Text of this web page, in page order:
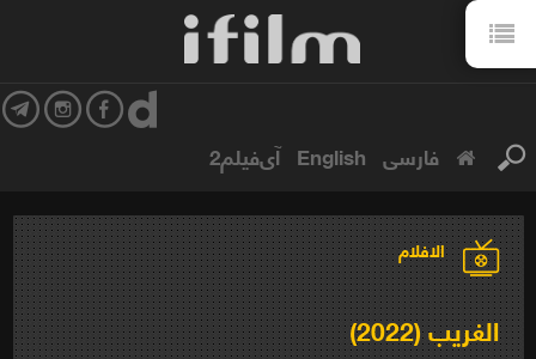
فارسی English آی‌فیلم2
الافلام
الغريب (2022)